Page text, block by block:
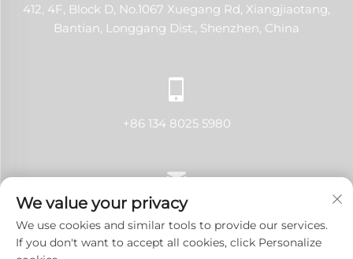
412, 4F, Block D, No.1067 Xuegang Rd, Xiangjiaotang,
Bantian, Longgang Dist., Shenzhen, China
+86 134 8025 5980
[email protected]
We value your privacy
We use cookies and similar tools to provide our services.
If you don't want to accept all cookies, click Personalize